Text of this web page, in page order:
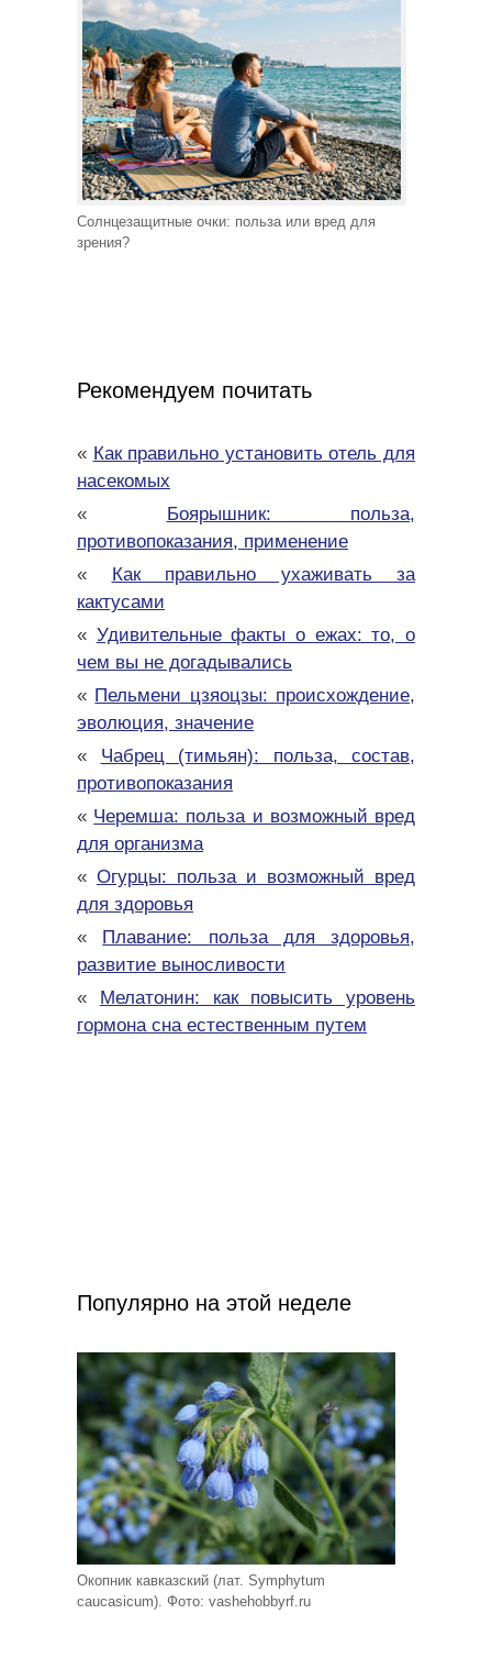
Солнцезащитные очки: польза или вред для
зрения?
Рекомендуем почитать
« Как правильно установить отель для
насекомых
« Боярышник: польза,
противопоказания, применение
« Как правильно ухаживать за
кактусами
« Удивительные факты о ежах: то, о
чем вы не догадывались
« Пельмени цзяоцзы: происхождение,
эволюция, значение
« Чабрец (тимьян): польза, состав,
противопоказания
« Черемша: польза и возможный вред
для организма
« Огурцы: польза и возможный вред
для здоровья
« Плавание: польза для здоровья,
развитие выносливости
« Мелатонин: как повысить уровень
гормона сна естественным путем
Популярно на этой неделе
Окопник кавказский (лат. Symphytum
caucasicum). Фото: vashehobbyrf.ru